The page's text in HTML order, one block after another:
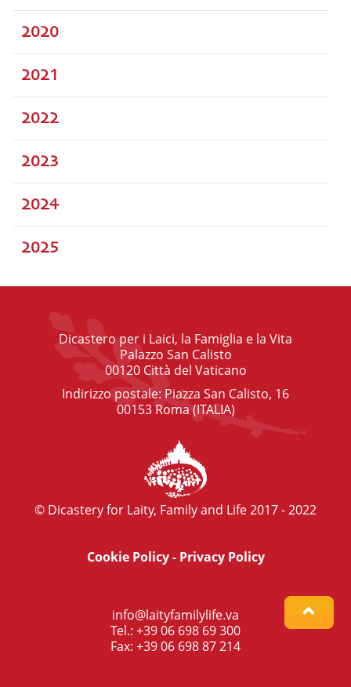
2020
2021
2022
2023
2024
2025
Dicastero per i Laici, la Famiglia e la Vita
Palazzo San Calisto
00120 Città del Vaticano
Indirizzo postale: Piazza San Calisto, 16
00153 Roma (ITALIA)
© Dicastery for Laity, Family and Life 2017 - 2022
Cookie Policy- Privacy Policy
info@laityfamilylife.va
Tel.: +39 06 698 69 300
Fax: +39 06 698 87 214